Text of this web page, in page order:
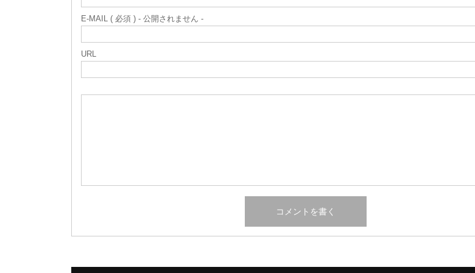
E-MAIL ( 必須 ) - 公開されません -
URL